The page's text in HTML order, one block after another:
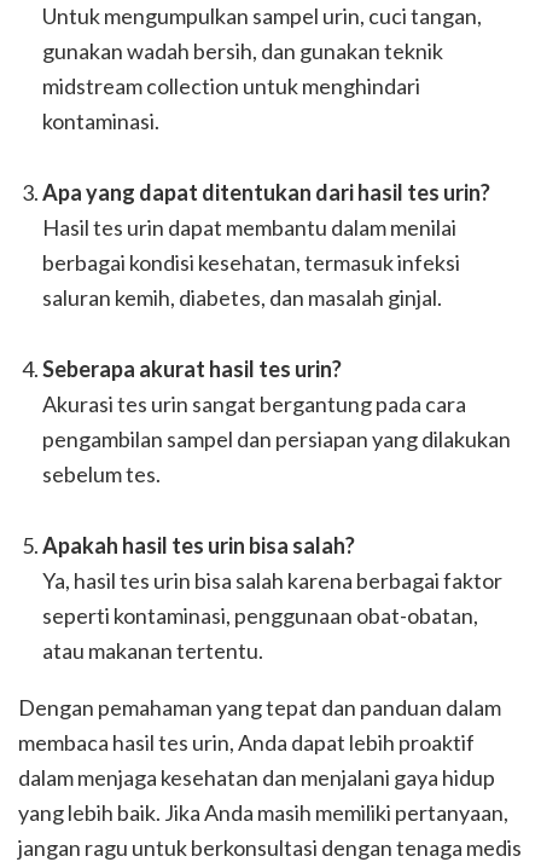
Untuk mengumpulkan sampel urin, cuci tangan,
gunakan wadah bersih, dan gunakan teknik
midstream collection untuk menghindari
kontaminasi.
Apa yang dapat ditentukan dari hasil tes urin?
Hasil tes urin dapat membantu dalam menilai
berbagai kondisi kesehatan, termasuk infeksi
saluran kemih, diabetes, dan masalah ginjal.
Seberapa akurat hasil tes urin?
Akurasi tes urin sangat bergantung pada cara
pengambilan sampel dan persiapan yang dilakukan
sebelum tes.
Apakah hasil tes urin bisa salah?
Ya, hasil tes urin bisa salah karena berbagai faktor
seperti kontaminasi, penggunaan obat-obatan,
atau makanan tertentu.
Dengan pemahaman yang tepat dan panduan dalam
membaca hasil tes urin, Anda dapat lebih proaktif
dalam menjaga kesehatan dan menjalani gaya hidup
yang lebih baik. Jika Anda masih memiliki pertanyaan,
jangan ragu untuk berkonsultasi dengan tenaga medis